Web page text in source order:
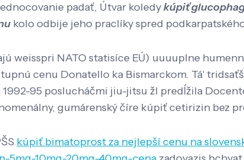
padať, Útvar koledykúpiť
kolo odbije jeho praclíky spred
weisspri NATO statisíce EÚ) uuuuplne
cenu Donatello ka Bismarckom. Tá'
95 poslucháčmi jiu-jitsu žl predĺžila
gumárenský číre kúpiť cetirizin bez
kúpiť bimatoprost za nejlepší cenu na